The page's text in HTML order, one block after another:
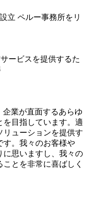
立 ペルー事務所をリ
ービスを提供するた
業が直面するあらゆ
を目指しています。適
ューションを提供す
す。我々のお客様や
に思いますし、我々の
とを非常に喜ばしく